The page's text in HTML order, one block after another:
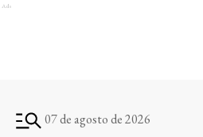
Ads
07 de agosto de 2026